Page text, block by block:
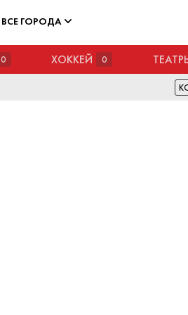
ВСЕ ГОРОДА
0 ХОККЕЙ 0